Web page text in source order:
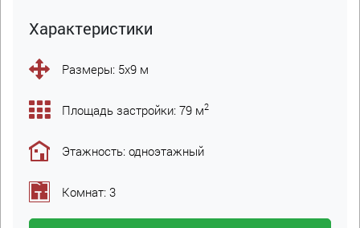
Характеристики
Размеры: 5х9 м
Площадь застройки: 79 м2
Этажность: одноэтажный
Комнат: 3